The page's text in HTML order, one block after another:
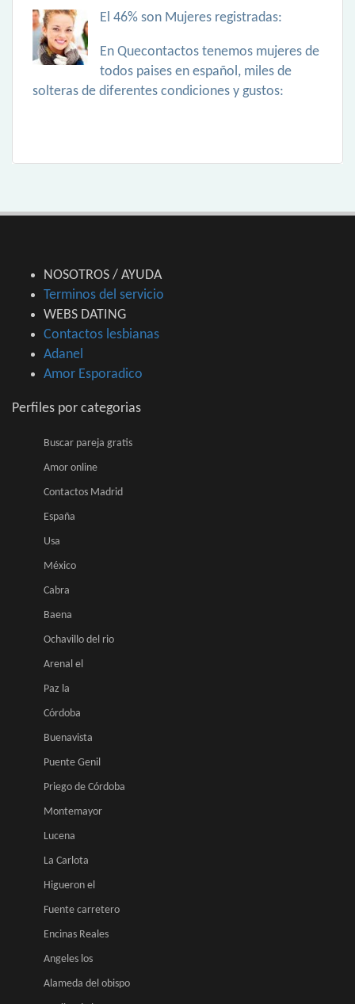
El 46% son Mujeres registradas:
En Quecontactos tenemos mujeres de
todos paises en español, miles de
solteras de diferentes condiciones y gustos:
NOSOTROS / AYUDA
Terminos del servicio
WEBS DATING
Contactos lesbianas
Adanel
Amor Esporadico
Perfiles por categorias
Buscar pareja gratis
Amor online
Contactos Madrid
España
Usa
México
Cabra
Baena
Ochavillo del rio
Arenal el
Paz la
Córdoba
Buenavista
Puente Genil
Priego de Córdoba
Montemayor
Lucena
La Carlota
Higueron el
Fuente carretero
Encinas Reales
Angeles los
Alameda del obispo